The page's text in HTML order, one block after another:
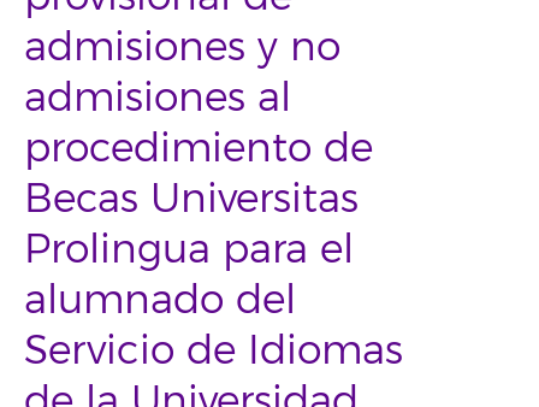
admisiones y no
admisiones al
procedimiento de
Becas Universitas
Prolingua para el
alumnado del
Servicio de Idiomas